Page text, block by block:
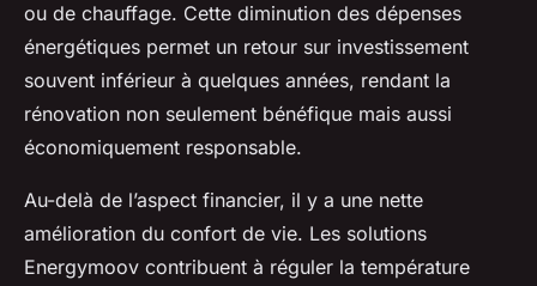
ou de chauffage. Cette diminution des dépenses
énergétiques permet un retour sur investissement
souvent inférieur à quelques années, rendant la
rénovation non seulement bénéfique mais aussi
économiquement responsable.
Au-delà de l’aspect financier, il y a une nette
amélioration du confort de vie. Les solutions
Energymoov contribuent à réguler la température